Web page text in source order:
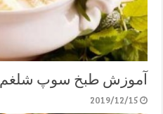
آموزش طبخ سوپ شلغم
2019/12/15